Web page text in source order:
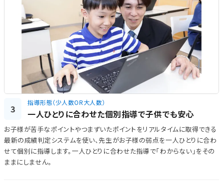
3
指導形態（少人数OR大人数）
一人ひとりに合わせた個別指導で子供でも安心
お子様が苦手なポイントやつまずいたポイントをリアルタイムに取得できる
最新の成績判定システムを使い、先生がお子様の弱点を一人ひとりに合わ
せて個別に指導します。一人ひとりに合わせた指導で「わからない」をその
ままにしません。